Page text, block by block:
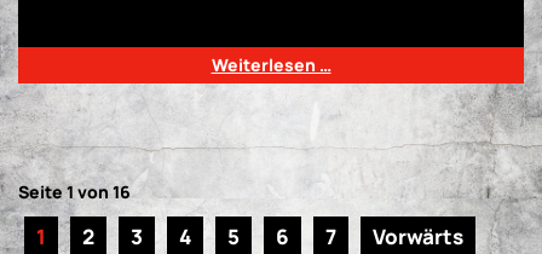
Weiterlesen …
Seite 1 von 16
1 2 3 4 5 6 7
Vorwärts